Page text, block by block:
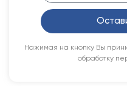
Нажимая на кнопку Вы
обработку